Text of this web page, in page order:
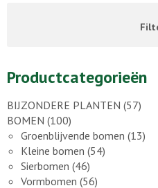
Productcategorieën
BIJZONDERE PLANTEN (57)
BOMEN (100)
Groenblijvende bomen (13)
Kleine bomen (54)
Sierbomen (46)
Vormbomen (56)